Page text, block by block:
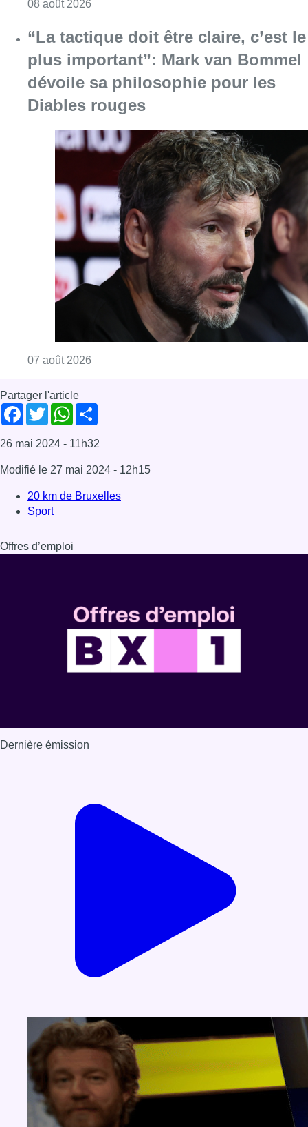
08 août 2026
“La tactique doit être claire, c’est le
plus important”: Mark van Bommel
dévoile sa philosophie pour les
Diables rouges
07 août 2026
Partager l'article
Facebook
TwitterWhatsApp
26 mai 2024 - 11h32
Modifié le 27 mai 2024 - 12h15
20 km de Bruxelles
Sport
Offres d’emploi
Dernière émission